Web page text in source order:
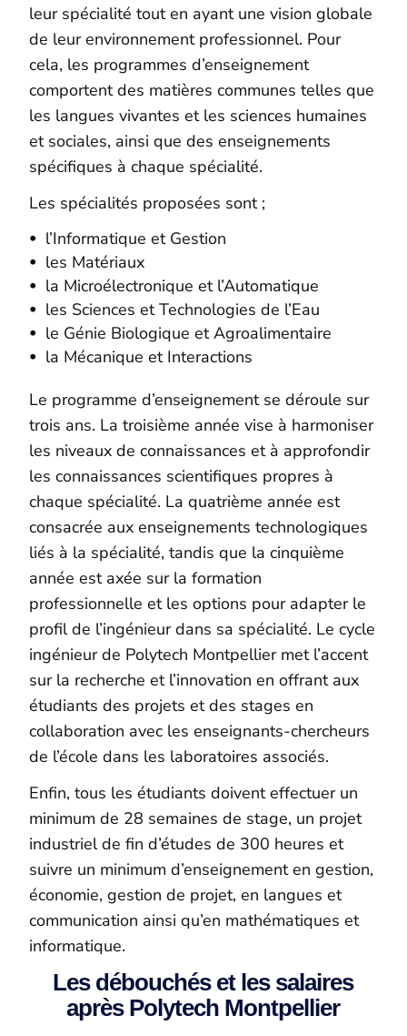
leur spécialité tout en ayant une vision globale
de leur environnement professionnel. Pour
cela, les programmes d’enseignement
comportent des matières communes telles que
les langues vivantes et les sciences humaines
et sociales, ainsi que des enseignements
spécifiques à chaque spécialité.
Les spécialités proposées sont ;
l’Informatique et Gestion
les Matériaux
la Microélectronique et l’Automatique
les Sciences et Technologies de l’Eau
le Génie Biologique et Agroalimentaire
la Mécanique et Interactions
Le programme d’enseignement se déroule sur
trois ans. La troisième année vise à harmoniser
les niveaux de connaissances et à approfondir
les connaissances scientifiques propres à
chaque spécialité. La quatrième année est
consacrée aux enseignements technologiques
liés à la spécialité, tandis que la cinquième
année est axée sur la formation
professionnelle et les options pour adapter le
profil de l’ingénieur dans sa spécialité. Le cycle
ingénieur de Polytech Montpellier met l’accent
sur la recherche et l’innovation en offrant aux
étudiants des projets et des stages en
collaboration avec les enseignants-chercheurs
de l’école dans les laboratoires associés.
Enfin, tous les étudiants doivent effectuer un
minimum de 28 semaines de stage, un projet
industriel de fin d’études de 300 heures et
suivre un minimum d’enseignement en gestion,
économie, gestion de projet, en langues et
communication ainsi qu’en mathématiques et
informatique.
Les débouchés et les salaires
après Polytech Montpellier